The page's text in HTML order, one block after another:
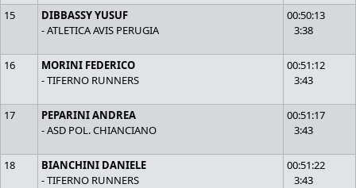
15
DIBBASSY YUSUF
- ATLETICA AVIS PERUGIA
00:50:13
3:38
16
MORINI FEDERICO
- TIFERNO RUNNERS
00:51:12
3:43
17
PEPARINI ANDREA
- ASD POL. CHIANCIANO
00:51:17
3:43
18
BIANCHINI DANIELE
- TIFERNO RUNNERS
00:51:22
3:43